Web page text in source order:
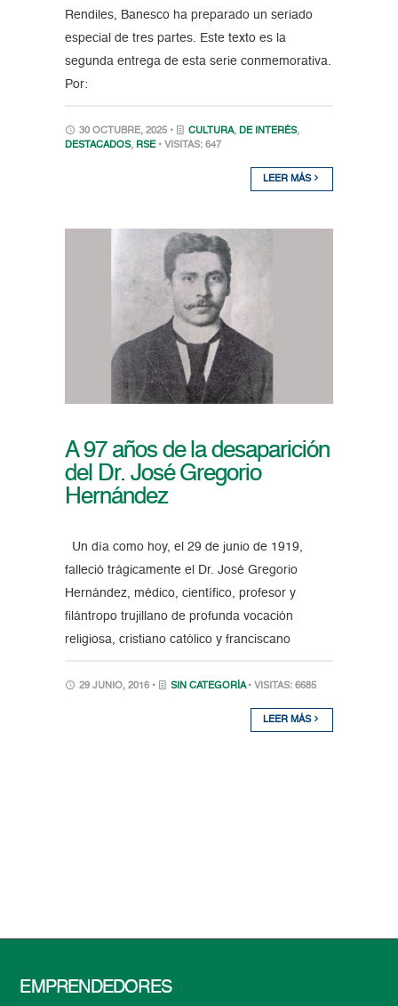
Rendiles, Banesco ha preparado un seriado
especial de tres partes. Este texto es la
segunda entrega de esta serie conmemorativa.
Por:
30 OCTUBRE, 2025 • CULTURA, DE INTERÉS,
DESTACADOS, RSE • VISITAS: 647
LEER MÁS
A 97 años de la desaparición
del Dr. José Gregorio
Hernández
Un día como hoy, el 29 de junio de 1919,
falleció trágicamente el Dr. José Gregorio
Hernández, médico, científico, profesor y
filántropo trujillano de profunda vocación
religiosa, cristiano católico y franciscano
29 JUNIO, 2016 • SIN CATEGORÍA • VISITAS: 6685
LEER MÁS
EMPRENDEDORES